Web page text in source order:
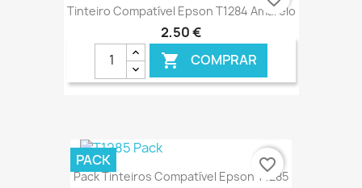
Tinteiro Compatível Epson T1284 Amarelo
2,50 €
 COMPRAR
€ ONLINE
Pack Tinteiros Compatível Epson T1285
PACK favorite_border